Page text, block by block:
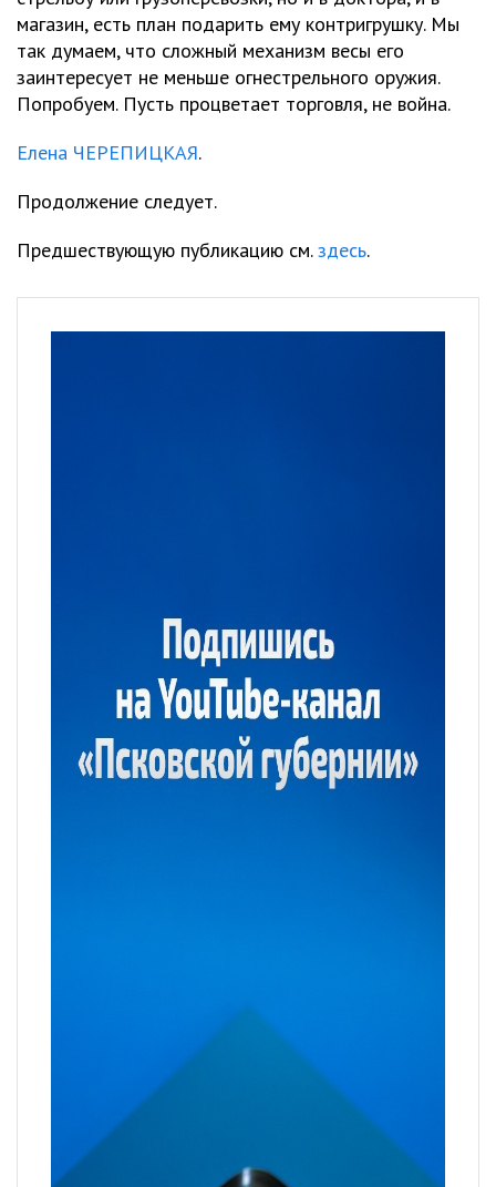
магазин, есть план подарить ему контригрушку. Мы
так думаем, что сложный механизм весы его
заинтересует не меньше огнестрельного оружия.
Попробуем. Пусть процветает торговля, не война.
Елена ЧЕРЕПИЦКАЯ.
Продолжение следует.
Предшествующую публикацию см.здесь.